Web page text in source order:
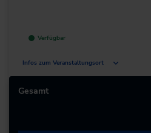
Verfügbar
Infos zum Veranstaltungsort
Deutschland
Gesamt